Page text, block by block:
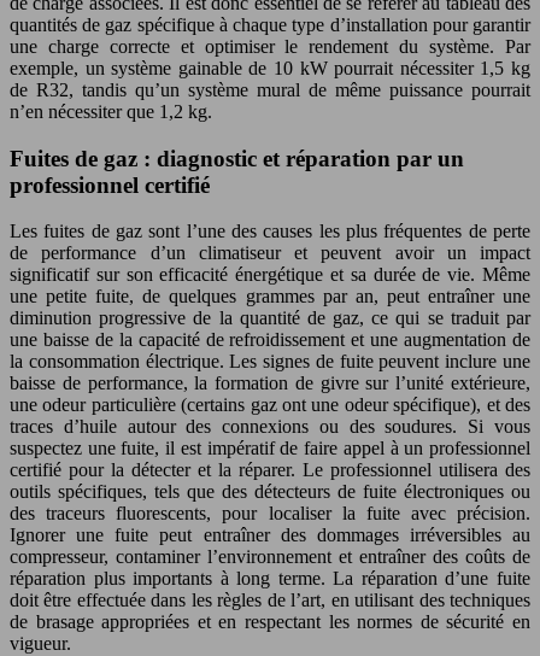
quantités de gaz spécifique à chaque type d’installation pour garantir
une charge correcte et optimiser le rendement du système. Par
exemple, un système gainable de 10 kW pourrait nécessiter 1,5 kg
de R32, tandis qu’un système mural de même puissance pourrait
n’en nécessiter que 1,2 kg.
Fuites de gaz : diagnostic et réparation par un
professionnel certifié
Les fuites de gaz sont l’une des causes les plus fréquentes de perte
de performance d’un climatiseur et peuvent avoir un impact
significatif sur son efficacité énergétique et sa durée de vie. Même
une petite fuite, de quelques grammes par an, peut entraîner une
diminution progressive de la quantité de gaz, ce qui se traduit par
une baisse de la capacité de refroidissement et une augmentation de
la consommation électrique. Les signes de fuite peuvent inclure une
baisse de performance, la formation de givre sur l’unité extérieure,
une odeur particulière (certains gaz ont une odeur spécifique), et des
traces d’huile autour des connexions ou des soudures. Si vous
suspectez une fuite, il est impératif de faire appel à un professionnel
certifié pour la détecter et la réparer. Le professionnel utilisera des
outils spécifiques, tels que des détecteurs de fuite électroniques ou
des traceurs fluorescents, pour localiser la fuite avec précision.
Ignorer une fuite peut entraîner des dommages irréversibles au
compresseur, contaminer l’environnement et entraîner des coûts de
réparation plus importants à long terme. La réparation d’une fuite
doit être effectuée dans les règles de l’art, en utilisant des techniques
de brasage appropriées et en respectant les normes de sécurité en
vigueur.